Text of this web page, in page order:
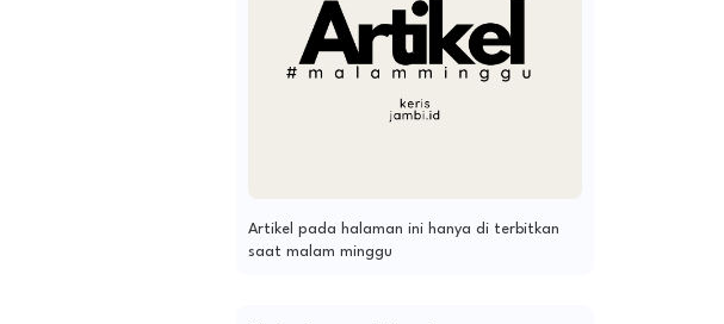
Artikel pada halaman ini hanya di terbitkan
saat malam minggu